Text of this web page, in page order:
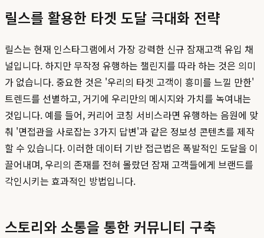
릴스를 활용한 타겟 도달 극대화 전략
릴스는 현재 인스타그램에서 가장 강력한 신규 잠재고객 유입 채
널입니다. 하지만 무작정 유행하는 챌린지를 따라 하는 것은 의미
가 없습니다. 중요한 것은 '우리의 타겟 고객이 흥미를 느낄 만한'
트렌드를 선별하고, 거기에 우리만의 메시지와 가치를 녹여내는
것입니다. 예를 들어, 커리어 코칭 서비스라면 유행하는 음원에 맞
춰 '면접관을 사로잡는 3가지 답변'과 같은 정보성 콘텐츠를 제작
할 수 있습니다. 이러한 데이터 기반 접근법은 폭발적인 도달을 이
끌어내며, 우리의 존재를 전혀 몰랐던 잠재 고객들에게 브랜드를
각인시키는 효과적인 방법입니다.
스토리와 소통을 통한 커뮤니티 구축